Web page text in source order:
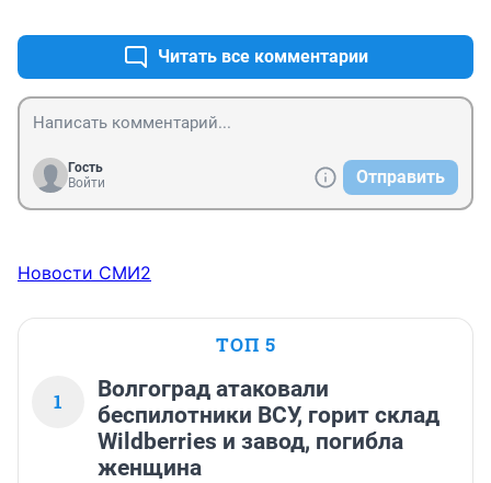
Читать все комментарии
Гость
Войти
Отправить
Новости СМИ2
ТОП 5
1
Волгоград атаковали
беспилотники ВСУ, горит склад
Wildberries и завод, погибла
женщина